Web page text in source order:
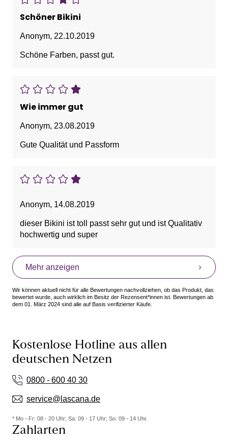
Schöner Bikini
Anonym, 22.10.2019
Schöne Farben, passt gut.
Wie immer gut
Anonym, 23.08.2019
Gute Qualität und Passform
Anonym, 14.08.2019
dieser Bikini ist toll passt sehr gut und ist Qualitativ
hochwertig und super
Mehr anzeigen
Wir können aktuell nicht für alle Bewertungen nachvollziehen, ob das Produkt, das
bewertet wurde, auch wirklich im Besitz der Rezensent*innen ist. Bewertungen ab
dem 01. März 2024 sind alle auf Basis verifizierter Käufe.
Kostenlose Hotline aus allen
deutschen Netzen
0800 - 600 40 30
service@lascana.de
* Mo - Fr: 08 - 20 Uhr; Sa: 09 - 17 Uhr; So: 09 - 14 Uhr.
Zahlarten